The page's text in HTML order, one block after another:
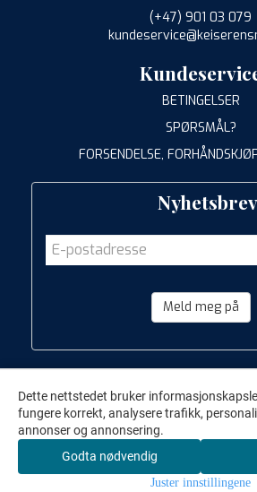
(+47) 901 03 079
BETINGELSER
SPØRSMÅL?
FORSENDELSE,
Nyhetsbrev
Meld meg på
Dette nettstedet bruker
fungere korrekt, analysere trafikk,
annonser og annonsering.
Godta nødvendig
Juster innstillingene